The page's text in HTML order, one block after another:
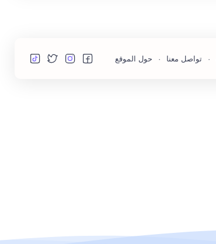
تواصل معنا حول الموقع